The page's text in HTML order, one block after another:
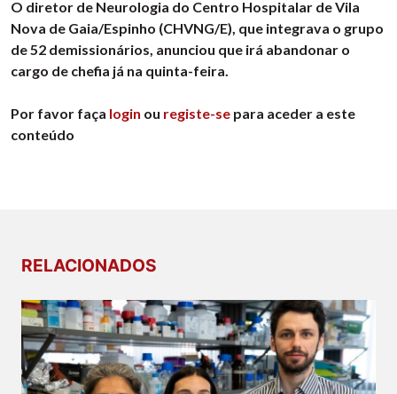
O diretor de Neurologia do Centro Hospitalar de Vila
Nova de Gaia/Espinho (CHVNG/E), que integrava o grupo
de 52 demissionários, anunciou que irá abandonar o
cargo de chefia já na quinta-feira.
Por favor faça login ou registe-se para aceder a este
conteúdo
RELACIONADOS